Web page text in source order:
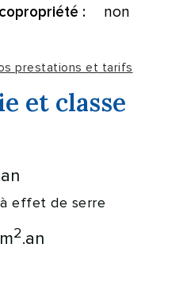
: non
prestations et tarifs
et classe
effet de serre
2.an